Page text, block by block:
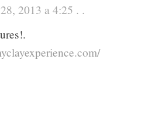
2013 a 4:25 . .